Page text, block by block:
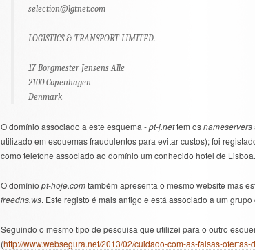
selection@lgtnet.com
LOGISTICS & TRANSPORT LIMITED.
17 Borgmester Jensens Alle
2100 Copenhagen
Denmark
O domínio associado a este esquema -pt-j.nettem osnameservers
utilizado em esquemas fraudulentos para evitar custos); foi
como telefone associado ao domínio um conhecido hotel de Lisboa.
O domínio pt-hoje.comtambém apresenta o mesmo website mas
freedns.ws. Este registo é mais antigo e está associado a um grupo
Seguindo o mesmo tipo de pesquisa que utilizei para o outro
(http://www.websegura.net/2013/02/cuidado-com-as-falsas-ofertas-